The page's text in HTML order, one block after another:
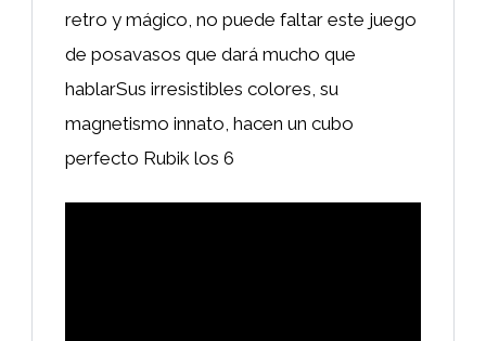
retro y mágico, no puede faltar este juego
de posavasos que dará mucho que
hablarSus irresistibles colores, su
magnetismo innato, hacen un cubo
perfecto Rubik los 6